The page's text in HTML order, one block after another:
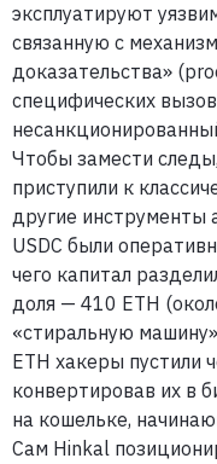
эксплуатируют
связанную с
доказательства»
специфических
Чтобы замести
приступили к
другие
USDC были
чего капитал
доля — 410 ETH
«стиральную
ETH хакеры пустили
конвертировав их в
на кошельке,
Сам Hinkal